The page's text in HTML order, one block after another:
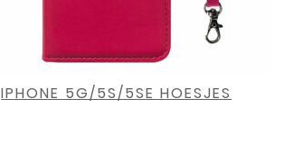
IPHONE 5G/5S/5SE HOESJES